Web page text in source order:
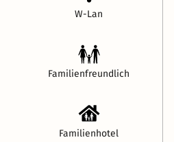
W-Lan
Familienfreundlich
Familienhotel